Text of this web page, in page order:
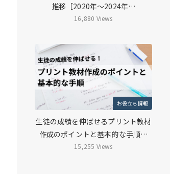
推移［2020年～2024年…
16,880 Views
お役立ち情報
生徒の成績を伸ばせるプリント教材
作成のポイントと基本的な手順…
15,255 Views